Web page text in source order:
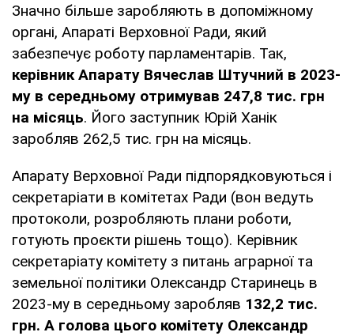
Значно більше заробляють в допоміжному
органі, Апараті Верховної Ради, який
забезпечує роботу парламентарів. Так,
керівник Апарату Вячеслав Штучний в 2023-
му в середньому отримував 247,8 тис. грн
на місяць. Його заступник Юрій Ханік
заробляв 262,5 тис. грн на місяць.
Апарату Верховної Ради підпорядковуються і
секретаріати в комітетах Ради (вон ведуть
протоколи, розробляють плани роботи,
готують проєкти рішень тощо). Керівник
секретаріату комітету з питань аграрної та
земельної політики Олександр Старинець в
2023-му в середньому заробляв 132,2 тис.
грн. А голова цього комітету Олександр